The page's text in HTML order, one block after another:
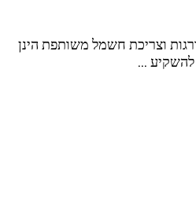
וצריכת חשמל משותפת הינן
להשקיע …